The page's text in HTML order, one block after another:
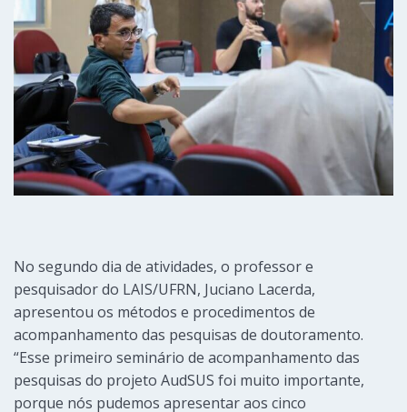
No segundo dia de atividades, o professor e
pesquisador do LAIS/UFRN, Juciano Lacerda,
apresentou os métodos e procedimentos de
acompanhamento das pesquisas de doutoramento.
“Esse primeiro seminário de acompanhamento das
pesquisas do projeto AudSUS foi muito importante,
porque nós pudemos apresentar aos cinco